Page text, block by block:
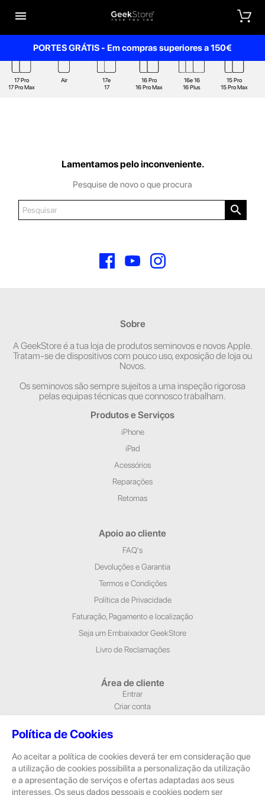
Política de Cookies
Ao aceitar a política de cookies deverá ter em consideração que
a utilização de cookies possibilita a personalização da utilização
e a apresentação de serviços e ofertas adaptadas aos seus
interesses. Os seus dados pessoais e cookies podem ser

PORTES GRÁTIS - Em compras superiores a 150€
17 Pro
17 Pro Max
Air
17e
17
16 Pro
16 Pro Max
16e 16
16 Plus
15 Pro
15 Pro Max
Lamentamos pelo inconveniente.
Pesquise de novo o que procura

FacebookYouTube
Sobre
A GeekStore é a tua loja de produtos seminovos e novos Apple.
Tratam-se de dispositivos com pouco uso, exposição de loja ou
Novos.
Os seminovos são sempre sujeitos a uma inspeção rigorosa
pelas equipas técnicas que connosco trabalham.
Produtos e Serviços
iPhone
iPad
Acessórios
Reparações
Retomas
Apoio ao cliente
FAQ's
Devoluções e Garantia
Termos e Condições
Política de Privacidade
Faturação, Pagamento e localização
Seja um Embaixador GeekStore
Livro de Reclamações
Área de cliente
Entrar
Criar conta
Morada e Contactos
Alameda Dr. Alfredo Pimenta, n.º 204/A Loja 1, 4810-420 Guimarães
Rua Dom Pedro V, n.º 808 R/C, 4785-306 Trofa
geral@geekstore.pt